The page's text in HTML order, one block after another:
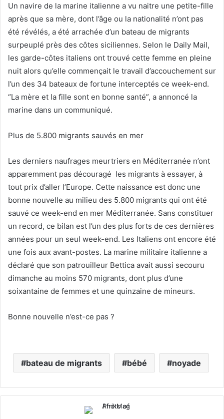
n
X
m
a
i
l
Un navire de la marine italienne a vu naitre une petite-fille
après que sa mère, dont l’âge ou la nationalité n’ont pas
été révélés, a été arrachée d’un bateau de migrants
surpeuplé près des côtes siciliennes. Selon le Daily Mail,
les garde-côtes italiens ont trouvé cette femme en pleine
nuit alors qu’elle commençait le travail d’accouchement sur
l’un des 34 bateaux de fortune interceptés ce week-end.
“La mère et la fille sont en bonne santé”, a annoncé la
marine dans un communiqué.
Plus de 5.800 migrants sauvés en mer
Les derniers naufrages meurtriers en Méditerranée n’ont
apparemment pas découragé les migrants à essayer, à
tout prix d’aller l’Europe. Cette naissance est donc une
bonne nouvelle au milieu des 5.800 migrants qui ont été
sauvé ce week-end en mer Méditerranée. Sans constituer
un record, ce bilan est l’un des plus forts de ces dernières
années pour un seul week-end. Les Italiens ont encore été
une fois aux avant-postes. La marine militaire italienne a
déclaré que son patrouilleur Bettica avait aussi secouru
dimanche au moins 570 migrants, dont plus d’une
soixantaine de femmes et une quinzaine de mineurs.
Bonne nouvelle n’est-ce pas ?
bateau de migrants bébé noyade